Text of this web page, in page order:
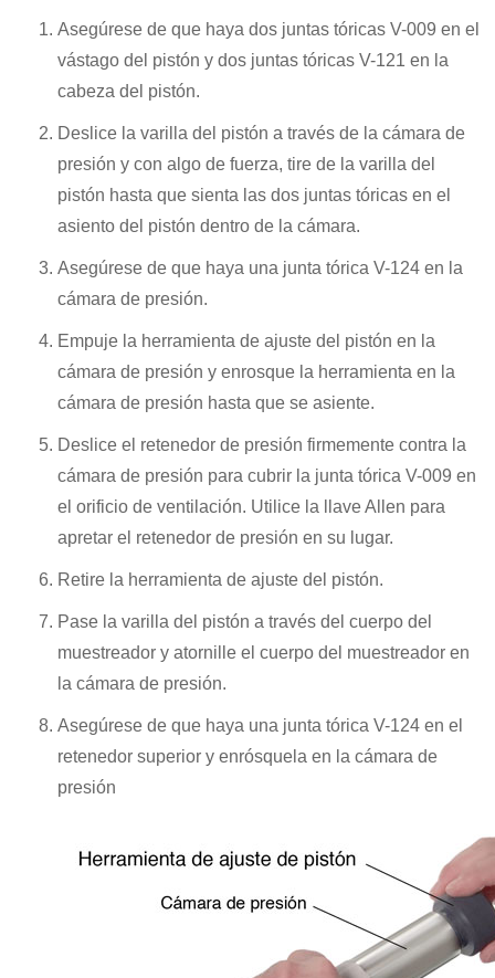
Asegúrese de que haya dos juntas tóricas V-009 en el
vástago del pistón y dos juntas tóricas V-121 en la
cabeza del pistón.
Deslice la varilla del pistón a través de la cámara de
presión y con algo de fuerza, tire de la varilla del
pistón hasta que sienta las dos juntas tóricas en el
asiento del pistón dentro de la cámara.
Asegúrese de que haya una junta tórica V-124 en la
cámara de presión.
Empuje la herramienta de ajuste del pistón en la
cámara de presión y enrosque la herramienta en la
cámara de presión hasta que se asiente.
Deslice el retenedor de presión firmemente contra la
cámara de presión para cubrir la junta tórica V-009 en
el orificio de ventilación. Utilice la llave Allen para
apretar el retenedor de presión en su lugar.
Retire la herramienta de ajuste del pistón.
Pase la varilla del pistón a través del cuerpo del
muestreador y atornille el cuerpo del muestreador en
la cámara de presión.
Asegúrese de que haya una junta tórica V-124 en el
retenedor superior y enrósquela en la cámara de
presión